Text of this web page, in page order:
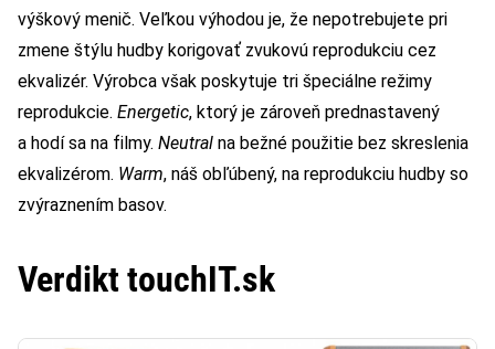
výškový menič. Veľkou výhodou je, že nepotrebujete pri
zmene štýlu hudby korigovať zvukovú reprodukciu cez
ekvalizér. Výrobca však poskytuje tri špeciálne režimy
reprodukcie. Energetic, ktorý je zároveň prednastavený
a hodí sa na filmy. Neutral na bežné použitie bez skreslenia
ekvalizérom. Warm, náš obľúbený, na reprodukciu hudby so
zvýraznením basov.
Verdikt touchIT.sk